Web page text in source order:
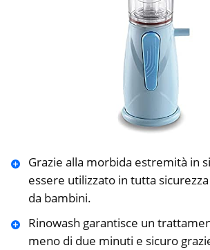
Grazie alla morbida estremità in
essere utilizzato in tutta
da bambini.
Rinowash garantisce un
meno di due minuti e sicuro